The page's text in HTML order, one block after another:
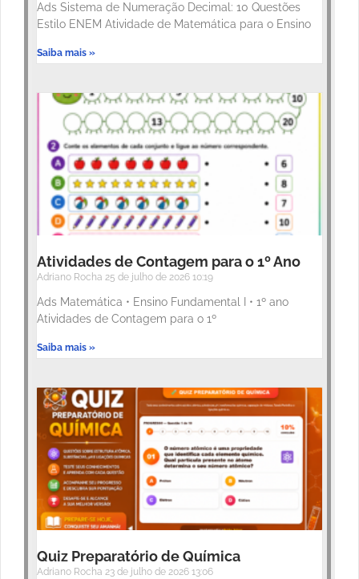
Ads Sistema de Numeração Decimal: 10 Questões
Estilo ENEM Atividade de Matemática para o Ensino
Saiba mais »
Atividades de Contagem para o 1º Ano
Adriano Rocha 25 de julho de 2026 10:19
Ads Matemática • Ensino Fundamental I • 1º ano
Atividades de Contagem para o 1º
Saiba mais »
Quiz Preparatório de Química
Adriano Rocha 23 de julho de 2026 13:06